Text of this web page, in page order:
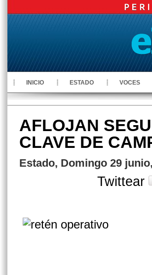
INICIO ESTADO VOCES
AFLOJAN
CLAVE DE
Estado, Domingo 29
Twittear